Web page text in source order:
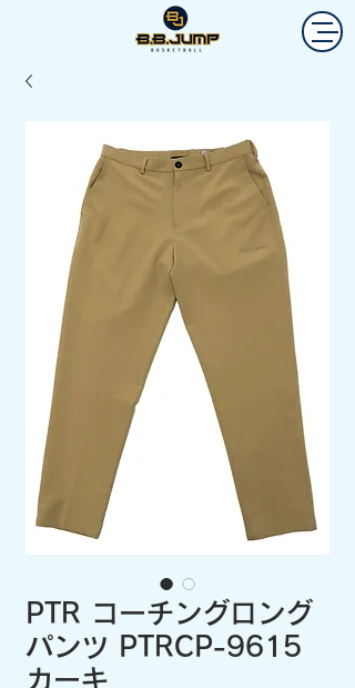
PTR コーチングロング
パンツ PTRCP-9615
カーキ